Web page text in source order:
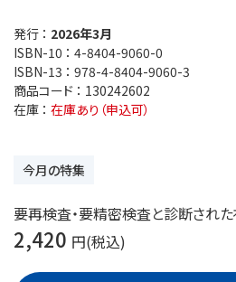
発行 ： 2026年3月
ISBN-10 ： 4-8404-9060-0
ISBN-13 ： 978-4-8404-9060-3
商品コード ： 130242602
在庫 ： 在庫あり（申込可）
今月の特集
要再検査・要精密検査と診断され
2,420 円(税込)